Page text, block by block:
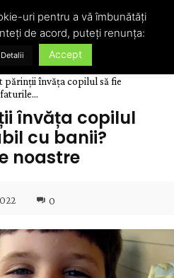
părinții învăța copilul să fie
învăța copilul
cu banii?
noastre
0
uri pentru a vă îmbunătăți
de acord, puteți renunța:
Detalii Accept